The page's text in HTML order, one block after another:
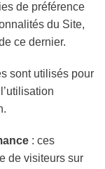
de préférence
du Site,
ce dernier.
sont utilisés pour
: ces
de visiteurs sur